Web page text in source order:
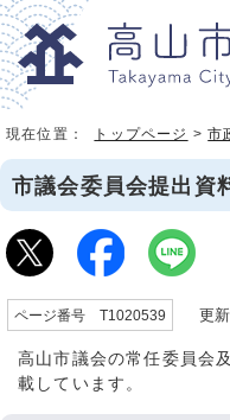
現在位置： トップページ >市
市議会委員会提出資
ページ番号 T1020539 更新
高山市議会の常任委員会
載しています。